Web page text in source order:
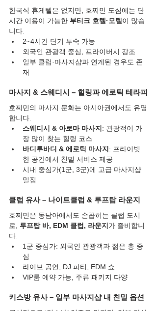
한국식 휴게텔은 없지만, 호찌민 도심에는 단
시간 이용이 가능한 부티크 호텔·모텔 이 많습
니다.
2~4시간 단기 투숙 가능
외국인 관광객 중심, 프라이버시 강조
일부 클럽·마사지샵과 연계된 경우도 존
재
마사지 & 스웨디시 – 힐링과 에로틱 테라피
호찌민의 마사지 문화는 아시아권에서도 유명
합니다.
스웨디시 & 아로마 마사지 : 관광객이 가
장 많이 찾는 힐링 코스
바디투바디 & 에로틱 마사지 : 프라이빗
한 공간에서 친밀 서비스 제공
시내 중심가(1군, 3군)에 고급 마사지샵
밀집
클럽 유사 – 나이트클럽 & 루프탑 라운지
호찌민은 동남아에서도 손꼽히는 클럽 도시
로, 루프탑 바, EDM 클럽, 라운지 가 즐비합니
다.
1군 중심가: 외국인 관광객과 젊은 층 중
심
라이브 공연, DJ 파티, EDM 쇼
VIP룸 예약 가능, 주류 패키지 다양
키스방 유사 – 일부 마사지샵 내 친밀 옵션